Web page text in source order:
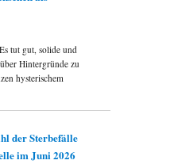
tut gut, solide und
Hintergründe zu
hysterischem
der Sterbefälle
im Juni 2026